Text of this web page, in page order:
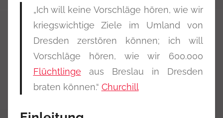
„Ich will keine Vorschläge hören, wie wir
kriegswichtige Ziele im Umland von
Dresden zerstören können; ich will
Vorschläge hören, wie wir 600.000
Flüchtlinge aus Breslau in Dresden
braten können.“ Churchill